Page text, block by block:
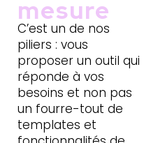
mesure
C’est un de nos
piliers : vous
proposer un outil qui
réponde à vos
besoins et non pas
un fourre-tout de
templates et